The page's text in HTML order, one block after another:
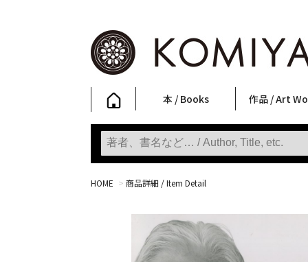
本 / Books
写真集
Photobooks
ファッション
Fashion
アート / 美術
Art
文学・人文
Literature & Humanities
日本文化
Japanese Culture
新刊
New Books
SALE
SALE
作品 / Art
フォトグラフ
Photography
ポスター
Posters
ストリートア
Street Art
立体・その他
Sculptures / etc
アートワーク
Art Works
Primary
KOMIYAMA
版画
Prints
HOME > 商品詳細 / Item Detail